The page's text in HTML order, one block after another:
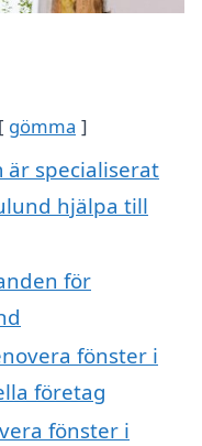
gömma
är specialiserat
hjälpa till
för
fönster i
företag
fönster i